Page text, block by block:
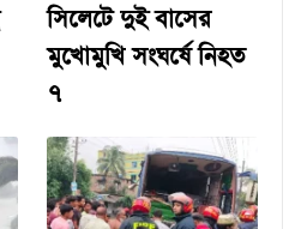
সিলেটে দুই বাসের
মুখোমুখি সংঘর্ষে নিহত
৭